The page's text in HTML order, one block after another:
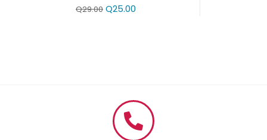
Q29.00 Q25.00